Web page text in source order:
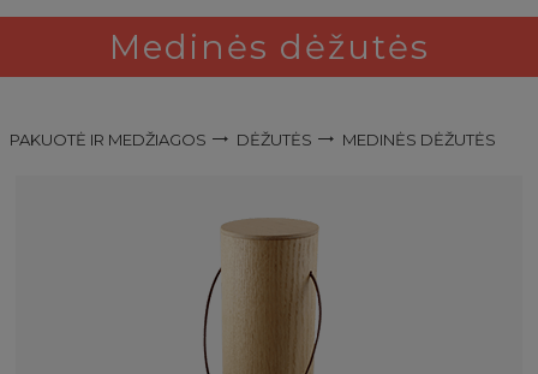
Medinės dėžutės
PAKUOTĖ IR MEDŽIAGOS DĖŽUTĖS MEDINĖS DĖŽUTĖS